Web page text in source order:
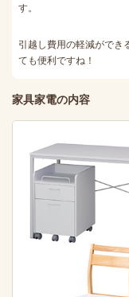
す。
引越し費用の軽減ができ
ても便利ですね！
家具家電の内容